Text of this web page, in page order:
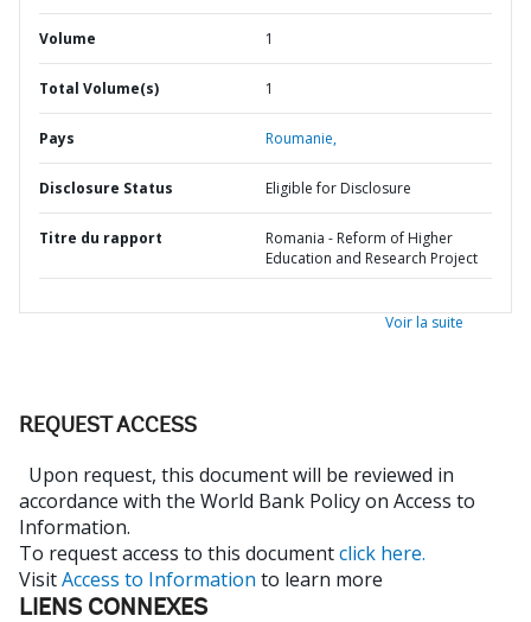
Volume 1
Total Volume(s) 1
Pays Roumanie,
Disclosure Status Eligible for Disclosure
Titre du rapport
Romania - Reform of Higher
Education and Research Project
Voir la suite
REQUEST ACCESS
Upon request, this document will be reviewed in
accordance with the World Bank Policy on Access to
Information.
To request access to this documentclick here.
VisitAccess to Information to learn more
LIENS CONNEXES